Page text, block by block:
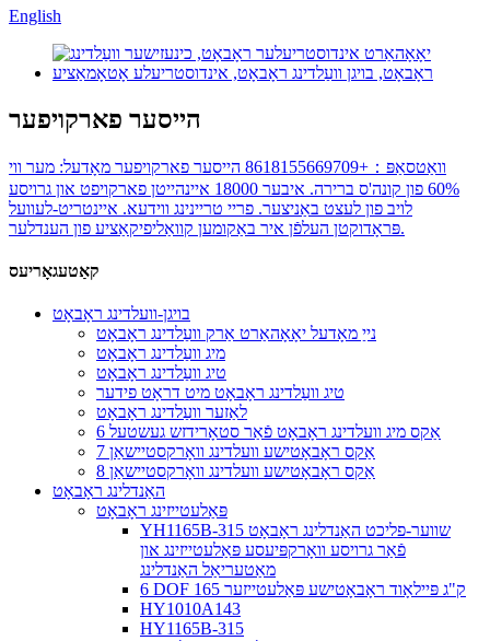
English
הייסער פארקויפער
וואַטסאַפּ：+8618155669709 הייסער פארקויפער מאָדעל: מער ווי
60% פון קונה'ס ברירה. איבער 18000 איינהייטן פארקויפט און גרויסע
לויב פון לעצט באַניצער. פריי טריינינג ווידעא. איינטריט-לעוועל
פּראָדוקטן העלפֿן איר באַקומען קוואַליפיקאַציע פון ​​הענדלער.
קאַטעגאָריעס
בויגן-וועלדינג ראָבאָט
נייַ מאָדעל יאָאָהאַרט אַרק וועַלדינג ראָבאָט
מיג וועַלדינג ראָבאָט
טיג וועַלדינג ראָבאָט
טיג וועַלדינג ראָבאָט מיט דראָט פידער
לאַזער וועַלדינג ראָבאָט
6 אַקס מיג וועלדינג ראָבאָט פֿאַר סטאָרידזש געשטעל
7 אַקס ראָבאָטישע וועלדינג וואָרקסטיישאַן
8 אַקס ראָבאָטישע וועלדינג וואָרקסטיישאַן
האַנדלינג ראָבאָט
פּאַלעטייזינג ראָבאָט
YH1165B-315 שווער-פליכט האַנדלינג ראָבאָט
פֿאַר גרויסע וואָרקפּיעסע פּאַלעטייזינג און
מאַטעריאַל האַנדלינג
6 DOF 165 ק"ג פּיילאָוד ראָבאָטישע פּאַלעטייזער
HY1010A143
HY1165B-315